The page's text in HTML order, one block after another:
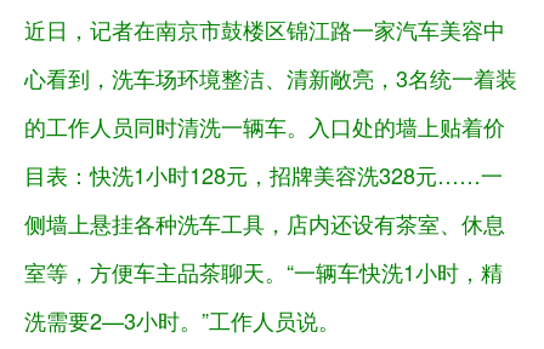
近日，记者在南京市鼓楼区锦江路一家汽车美容中
心看到，洗车场环境整洁、清新敞亮，3名统一着装
的工作人员同时清洗一辆车。入口处的墙上贴着价
目表：快洗1小时128元，招牌美容洗328元……一
侧墙上悬挂各种洗车工具，店内还设有茶室、休息
室等，方便车主品茶聊天。“一辆车快洗1小时，精
洗需要2—3小时。”工作人员说。